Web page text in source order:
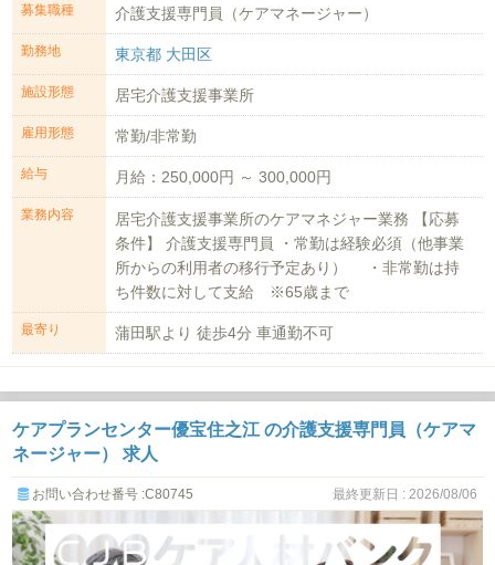
募集職種 介護支援専門員（ケアマネージャー）
勤務地 東京都 大田区
施設形態 居宅介護支援事業所
雇用形態 常勤/非常勤
給与 月給：250,000円 ～ 300,000円
業務内容
居宅介護支援事業所のケアマネジャー業務 【応募
条件】 介護支援専門員 ・常勤は経験必須（他事業
所からの利用者の移行予定あり） ・非常勤は持
ち件数に対して支給 ※65歳まで
最寄り 蒲田駅より 徒歩4分 車通勤不可
ケアプランセンター優宝住之江 の介護支援専門員（ケアマ
ネージャー） 求人
お問い合わせ番号 :C80745 最終更新日 : 2026/08/06